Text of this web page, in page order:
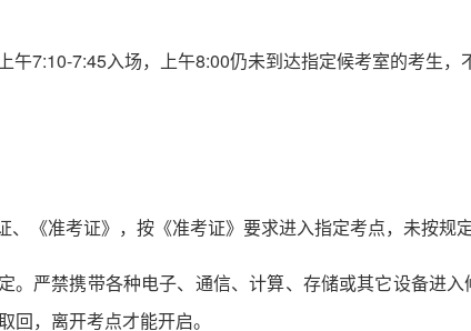
7:10-7:45入场，上午8:00仍未到达指定候考室的考生，
《准考证》，按《准考证》要求进入指定考点，未按规
。严禁携带各种电子、通信、计算、存储或其它设备进
回，离开考点才能开启。